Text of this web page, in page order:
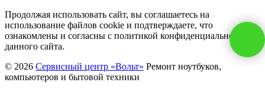
Продолжая использовать сайт, вы соглашаетесь на
использование файлов cookie и подтверждаете, что
ознакомлены и согласны с политикой конфиденциальности
данного сайта.
© 2026 Сервисный центр «Вольт» Ремонт ноутбуков,
компьютеров и бытовой техники